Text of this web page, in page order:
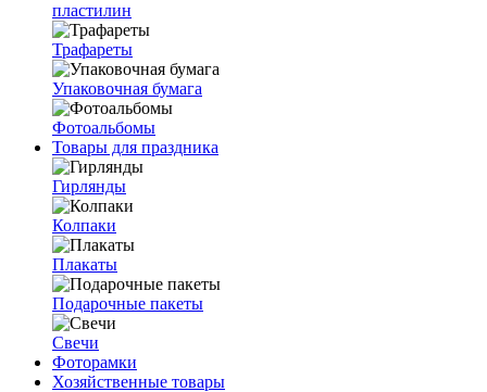
пластилин
Трафареты
Упаковочная бумага
Фотоальбомы
Товары для праздника
Гирлянды
Колпаки
Плакаты
Подарочные пакеты
Свечи
Фоторамки
Хозяйственные товары